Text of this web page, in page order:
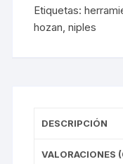
Etiquetas:
hozan,niples
DESCRIPCIÓN
VALORACIONES